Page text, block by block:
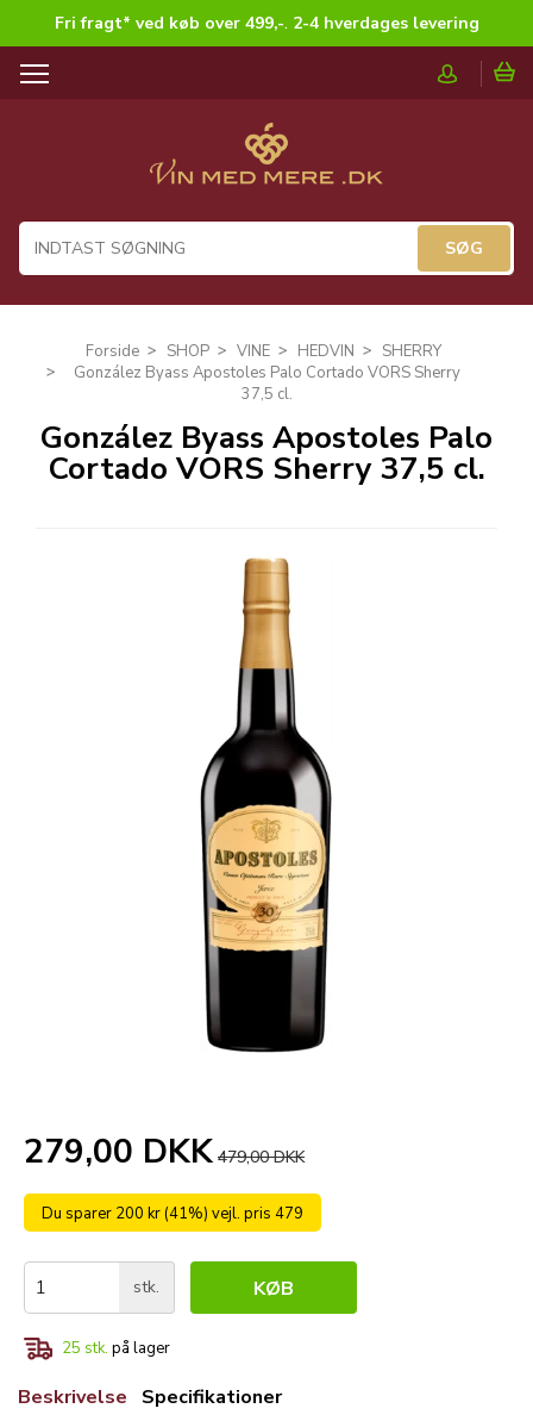
Fri fragt* ved køb over 499,-. 2-4 hverdages levering
T
a
i
o
Forside SHOP VINE HEDVIN
SHERRY
González Byass Apostoles Palo Cortado VORS Sherry
37,5 cl.
González Byass Apostoles Palo
Cortado VORS Sherry 37,5 cl.
279,00 DKK 479,00 DKK
Du sparer 200 kr (41%) vejl. pris 479
stk. KØB
25 stk. på lager
Beskrivelse Specifikationer